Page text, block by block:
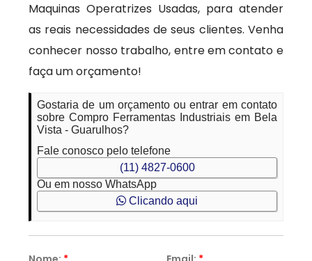
Maquinas Operatrizes Usadas, para atender
as reais necessidades de seus clientes. Venha
conhecer nosso trabalho, entre em contato e
faça um orçamento!
Gostaria de um orçamento ou entrar em contato
sobre Compro Ferramentas Industriais em Bela
Vista - Guarulhos?
Fale conosco pelo telefone
(11) 4827-0600
Ou em nosso WhatsApp
Clicando aqui